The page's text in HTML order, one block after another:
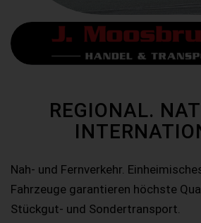
REGIONAL.
Nah- und Fernverkehr.
Fahrzeuge garantieren höchste
Stückgut- und Sondertransport.